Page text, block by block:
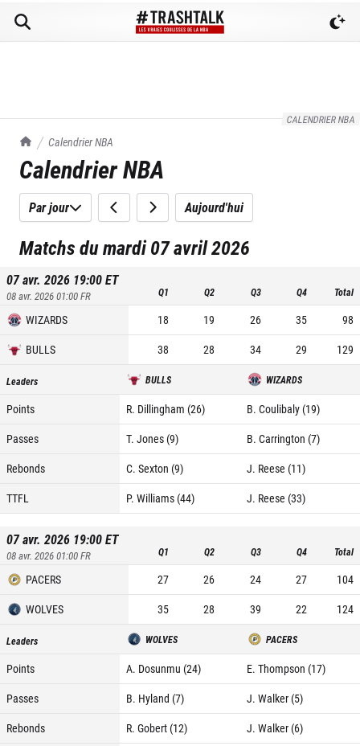
CALENDRIER NBA
TrashTalk Actu NBA
Calendrier NBA
Calendrier NBA
Par jour Aujourd'hui
Matchs du mardi 07 avril 2026
07 avr. 2026 19:00ET
08 avr. 2026 01:00FR Q1 Q2 Q3 Q4 Total
WIZARDS 18 19 26 35
98
BULLS
38 28 34 29 129
Leaders BULLS WIZARDS
Points R. Dillingham (26)
B. Coulibaly (19)
Passes
T. Jones (9)
B. Carrington (7)
Rebonds
C. Sexton (9)
J. Reese (11)
TTFL
P. Williams (44) J. Reese (33)
07 avr. 2026 19:00ET
08 avr. 2026 01:00FR Q1 Q2 Q3 Q4 Total
PACERS 27 26 24 27
104
WOLVES
35 28 39 22 124
Leaders WOLVES PACERS
Points A. Dosunmu (24)
E. Thompson (17)
Passes
B. Hyland (7)
J. Walker (5)
Rebonds
R. Gobert (12)
J. Walker (6)